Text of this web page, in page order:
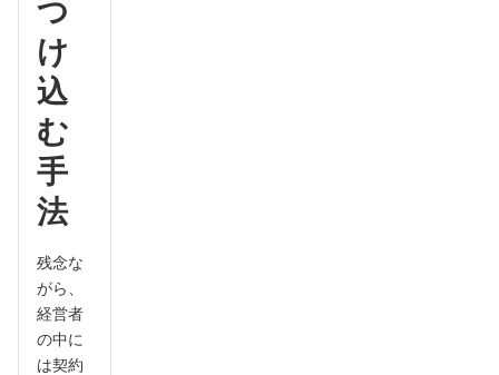
つ
け
込
む
手
法
残念な
がら、
経営者
の中に
は契約